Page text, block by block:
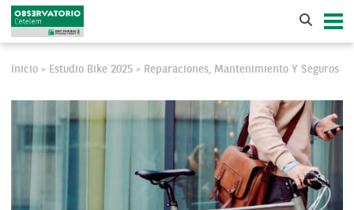
Inicio > Estudio Bike 2025 > Reparaciones, Mantenimiento Y Seguros